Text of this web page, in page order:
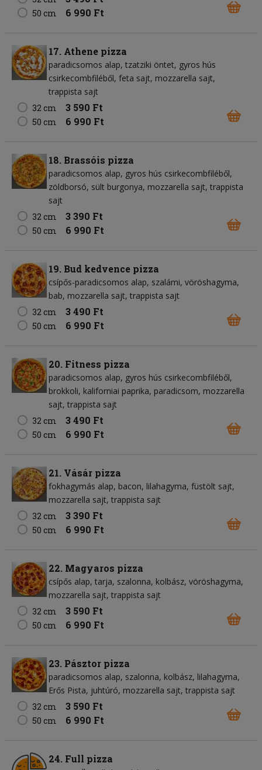
50 cm 6 990 Ft
17. Athene pizza
paradicsomos alap tzatziki öntet gyros hús
csirkecombfiléből feta sajt mozzarella sajt
trappista sajt
32 cm
3 590 Ft
50 cm 6 990 Ft
18. Brassóis pizza
paradicsomos alap gyros hús csirkecombfiléből
zöldborsó sült burgonya mozzarella sajt trappista
sajt
32 cm
3 390 Ft
50 cm 6 990 Ft
19. Bud kedvence pizza
csípős-paradicsomos alap szalámi vöröshagyma
bab mozzarella sajt trappista sajt
32 cm
3 490 Ft
50 cm 6 990 Ft
20. Fitness pizza
paradicsomos alap gyros hús csirkecombfiléből
brokkoli kaliforniai paprika paradicsom mozzarella
sajt trappista sajt
32 cm
3 490 Ft
50 cm 6 990 Ft
21. Vásár pizza
fokhagymás alap bacon lilahagyma füstölt sajt
mozzarella sajt trappista sajt
32 cm
3 390 Ft
50 cm 6 990 Ft
22. Magyaros pizza
csípős alap tarja szalonna kolbász vöröshagyma
mozzarella sajt trappista sajt
32 cm
3 590 Ft
50 cm 6 990 Ft
23. Pásztor pizza
paradicsomos alap szalonna kolbász lilahagyma
Erős Pista juhtúró mozzarella sajt trappista sajt
32 cm
3 590 Ft
50 cm 6 990 Ft
24. Full pizza